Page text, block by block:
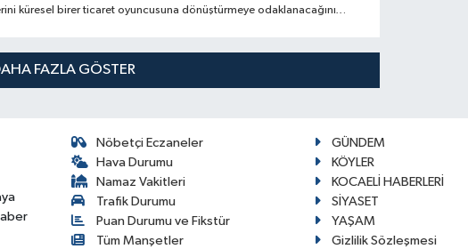
küresel birer ticaret oyuncusuna dönüştürmeye odaklanacağını
FAZLA GÖSTER
Nöbetçi Eczaneler
Hava Durumu
Namaz Vakitleri
Trafik Durumu
Puan Durumu ve Fikstür
Tüm Manşetler
GÜNDEM
KÖYLER
KOCAELİ HABERLERİ
SİYASET
YAŞAM
Gizlilik Sözleşmesi